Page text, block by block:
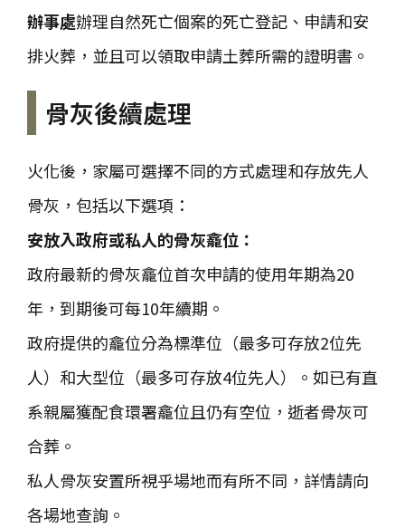
辦事處辦理自然死亡個案的死亡登記、申請和安
排火葬，並且可以領取申請土葬所需的證明書。
骨灰後續處理
火化後，家屬可選擇不同的方式處理和存放先人
骨灰，包括以下選項：
安放入政府或私人的骨灰龕位：
政府最新的骨灰龕位首次申請的使用年期為20
年，到期後可每10年續期。
政府提供的龕位分為標準位（最多可存放2位先
人）和大型位（最多可存放4位先人）。如已有直
系親屬獲配食環署龕位且仍有空位，逝者骨灰可
合葬。
私人骨灰安置所視乎場地而有所不同，詳情請向
各場地查詢。